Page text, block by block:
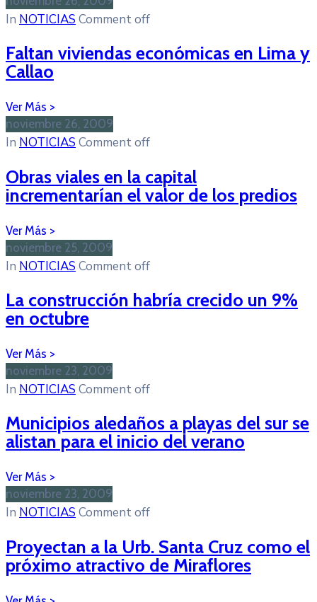
In NOTICIAS Comment off
Faltan viviendas económicas en Lima y
Callao
noviembre 26, 2009
In NOTICIAS Comment off
Obras viales en la capital
incrementarían el valor de los predios
noviembre 25, 2009
In NOTICIAS Comment off
La construcción habría crecido un 9%
en octubre
noviembre 23, 2009
In NOTICIAS Comment off
Municipios aledaños a playas del sur se
alistan para el inicio del verano
noviembre 23, 2009
In NOTICIAS Comment off
Proyectan a la Urb. Santa Cruz como el
próximo atractivo de Miraflores